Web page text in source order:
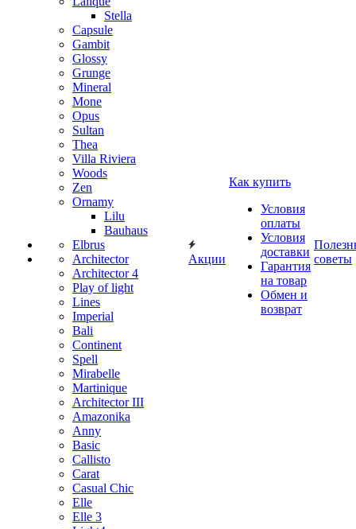
Stella
Capsule
Gambit
Glossy
Grunge
Mineral
Mone
Opus
Sultan
Thea
Villa Riviera
Woods
Zen
Ornamy
Lilu
Bauhaus
Elbrus
Architector
Architector 4
Play of light
Lines
Imperial
Bali
Continent
Spell
Mirabelle
Martinique
Architector III
Amazonika
Anny
Basic
Callisto
Carat
Casual Chic
Elle
Elle 3
Акции
Как купить
Условия
оплаты
Условия
доставки
Гарантия
на товар
Обмен и
возврат
советы